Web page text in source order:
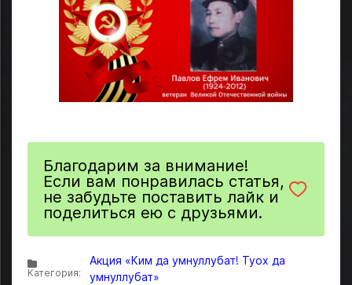
Благодарим за внимание!
Если вам понравилась статья,
не забудьте поставить лайк и
поделиться ею с друзьями.
Категория:
Акция «Ким да умнуллубат! Туох да
умнуллубат»